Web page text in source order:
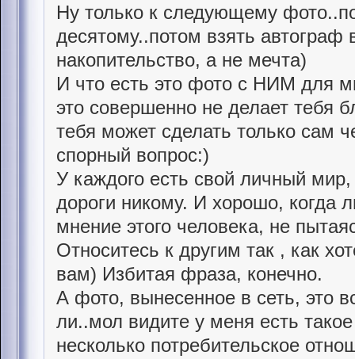
Ну только к следующему
десятому..потом взять автограф
накопительство, а не мечта)
И что есть это фото с НИМ для
это совершенно не делает тебя
тебя может сделать только сам
спорный вопрос:)
У каждого есть свой личный мир,
дороги никому. И хорошо, когда
мнение этого человека, не
Относитесь к другим так , как
вам) Избитая фраза, конечно.
А фото, вынесенное в сеть, это
ли..мол видите у меня есть
несколько потребительское